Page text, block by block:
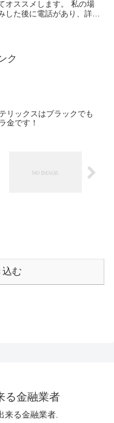
オススメします。 私の場
した後に電話があり、詳細
ク
リックスはブラックでも
金です！
込む
る金融業者
来る金融業者.